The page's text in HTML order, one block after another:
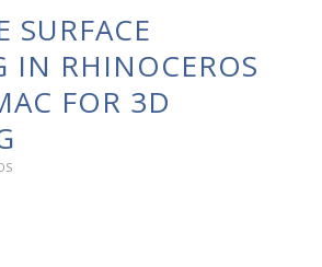
SURFACE
IN RHINOCEROS
FOR 3D